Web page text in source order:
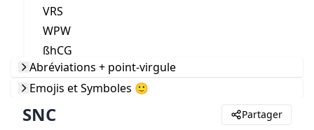
VRS
WPW
ßhCG
Abréviations + point-virgule
Emojis et Symboles 🙂
SNC Partager